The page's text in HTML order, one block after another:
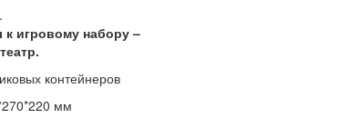
к игровому набору –
контейнеров
мм